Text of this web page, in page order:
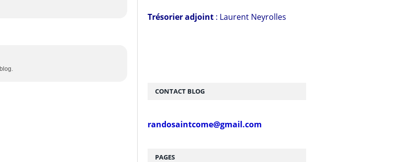
PAGES
Trésorier adjoint : Laurent Neyrolles
CONTACT BLOG
randosaintcome@gmail.com